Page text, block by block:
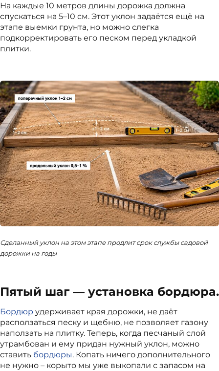
На каждые 10 метров длины дорожка должна
спускаться на 5–10 см. Этот уклон задаётся ещё на
этапе выемки грунта, но можно слегка
подкорректировать его песком перед укладкой
плитки.
Сделанный уклон на этом этапе продлит срок службы садовой
дорожки на годы
Пятый шаг — установка бордюра.
Бордюр удерживает края дорожки, не даёт
расползаться песку и щебню, не позволяет газону
наползать на плитку. Теперь, когда песчаный слой
утрамбован и ему придан нужный уклон, можно
ставить бордюры. Копать ничего дополнительного
не нужно – корыто мы уже выкопали с запасом на